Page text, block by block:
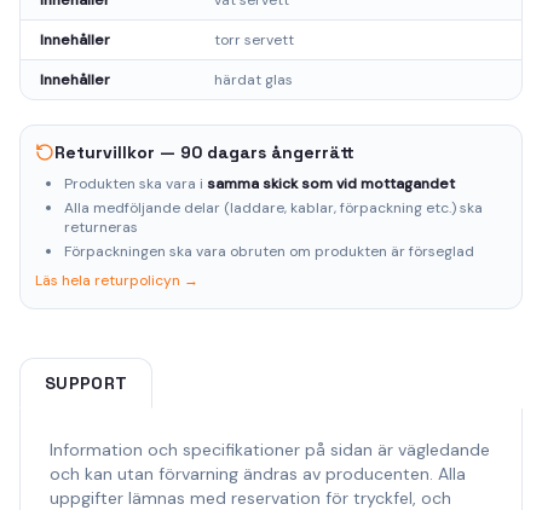
Innehåller torr servett
Innehåller härdat glas
Returvillkor — 90 dagars ångerrätt
Produkten ska vara i samma skick som vid mottagandet
Alla medföljande delar (laddare, kablar, förpackning etc.) ska
returneras
Förpackningen ska vara obruten om produkten är förseglad
Läs hela returpolicyn →
SUPPORT
Information och specifikationer på sidan är vägledande
och kan utan förvarning ändras av producenten. Alla
uppgifter lämnas med reservation för tryckfel, och